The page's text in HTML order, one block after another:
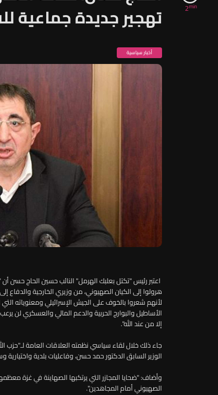
2min تهجير جديدة جماعية
أخبار سياسية
اعتبر رئيس "تكتل بعلبك الهرمل" النائب حسين الحاج حسن أن
هرولوا إلى الكيان الصهيوني، من وزيري الخارجية والدفاع
لأنهم شعروا بالخوف على الجيش الإسرائيلي ومعنوياته
الأساطيل والبوارج الحربية والدعم المالي والعسكري لن
إلا من عند الله".
جاء ذلك خلال لقاء سياسي نظمته العلاقات العامة لـ"حزب
الوزير السابق الدكتور حمد حسن، وفاعليات بلدية واختيارية
وأضاف: "ضحايا المجازر التي يرتكبها الصهاينة في غزة
الصهيوني أمام المجاهدين".